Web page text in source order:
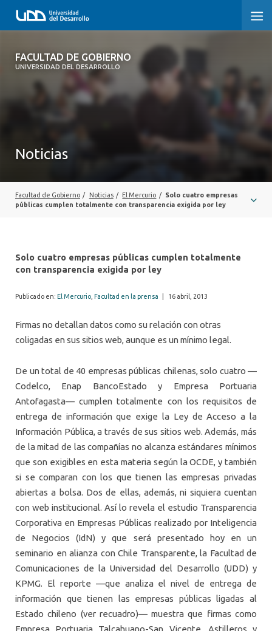
FACULTAD DE GOBIERNO
UNIVERSIDAD DEL DESARROLLO
FACULTAD DE GOBIERNO
EXTENSIÓN
Noticias
Facultad de Gobierno / Noticias / El Mercurio /
Solo cuatro empresas
públicas cumplen totalmente con transparencia exigida por ley
Solo cuatro empresas públicas cumplen totalmente
con transparencia exigida por ley
Publicado en: El Mercurio Facultad en la prensa 16 abril, 2013
Firmas no detallan datos como su relación con otras
coligadas en sus sitios web, aunque es un mínimo legal.
De un total de 40 empresas públicas chilenas, solo cuatro —
Codelco, Enap BancoEstado y Empresa Portuaria
Antofagasta— cumplen totalmente con los requisitos de
entrega de información que exige la Ley de Acceso a la
Información Pública, a través de sus sitios web. Además, más
de la mitad de las compañías no alcanza estándares mínimos
que son exigibles en esta materia según la OCDE, y también
si se comparan con los que tienen las empresas privadas
abiertas a bolsa. Dos de ellas, además, ni siquiera cuentan
con web institucional. Así lo revela el estudio Transparencia
Corporativa en Empresas Públicas realizado por Inteligencia
de Negocios (IdN) y que será presentado hoy en un
seminario en alianza con Chile Transparente, la Facultad de
Comunicaciones de la Universidad del Desarrollo (UDD) y
KPMG. El reporte —que analiza el nivel de entrega de
información que tienen las empresas públicas ligadas al
Estado chileno (ver recuadro)— muestra que firmas como